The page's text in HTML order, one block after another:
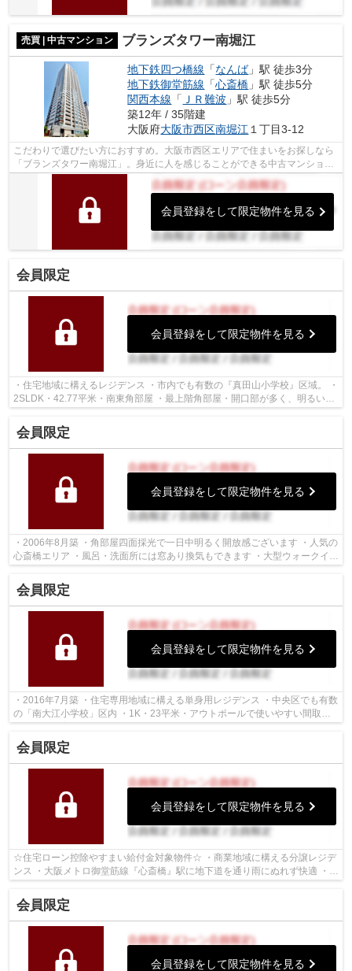
売買 | 中古マンション ブランズタワー南堀江
地下鉄四つ橋線 「なんば」駅 徒歩3分
地下鉄御堂筋線 「心斎橋 」駅 徒歩5分
関西本線 「 ＪＲ難波 」駅 徒歩5分
築12年 / 35階建
大阪府大阪市西区南堀江 １丁目3-12
こだわりで選びたい方におすすめ。大阪市西区エリアで住まいをお探しなら
「ブランズタワー南堀江」。身近に人を感じることができる中古マンション
です。空き巣対策には、防犯カメラ付...
会員登録をして限定物件を見る
会員限定
会員登録をして限定物件を見る
・住宅地域に構えるレジデンス ・市内でも有数の『真田山小学校』区域。 ・
2SLDK・42.77平米・南東角部屋 ・最上階角部屋・開口部が多く、明るい部
会員限定
会員登録をして限定物件を見る
・2006年8月築 ・角部屋四面採光で一日中明るく開放感ございます ・人気の
心斎橋エリア ・風呂・洗面所には窓あり換気もできます ・大型ウォークイン
会員限定
会員登録をして限定物件を見る
・2016年7月築 ・住宅専用地域に構える単身用レジデンス ・中央区でも有数
の「南大江小学校」区内 ・1K・23平米・アウトポールで使いやすい間取り
会員限定
会員登録をして限定物件を見る
☆住宅ローン控除やすまい給付金対象物件☆ ・商業地域に構える分譲レジデ
ンス ・大阪メトロ御堂筋線『心斎橋』駅に地下道を通り雨にぬれず快適 ・
会員限定
会員登録をして限定物件を見る